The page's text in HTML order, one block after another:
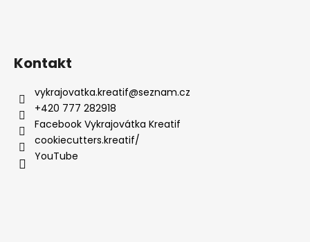
Kontakt
vykrajovatka.kreatif@seznam.cz
+420 777 282918
Facebook Vykrajovátka Kreatif
cookiecutters.kreatif/
YouTube